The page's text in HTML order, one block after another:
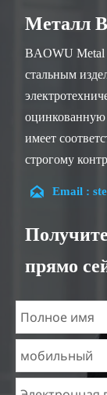
Металл
BAOWU Metal
стальным
оцинкованную
имеет
строгому
всегда
Наша
Цзянсу,
опытом в
стали и
 Email :
прямо